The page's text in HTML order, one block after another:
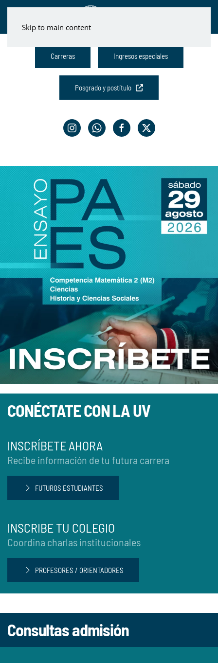
Skip to main content
Carreras Ingresos especiales
Posgrado y postítulo
CONÉCTATE CON LA UV
INSCRÍBETE AHORA
Recibe información de tu futura carrera
FUTUROS ESTUDIANTES
INSCRIBE TU COLEGIO
Coordina charlas institucionales
PROFESORES / ORIENTADORES
Consultas admisión